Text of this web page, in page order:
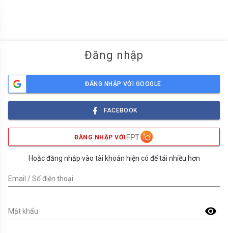
Đăng nhập
ĐĂNG NHẬP VỚI GOOGLE
FACEBOOK
ĐĂNG NHẬP VỚI
Hoặc đăng nhập vào tài khoản hiện có để tải nhiều hơn
Email / Số điện thoại
visibility
Mật khẩu